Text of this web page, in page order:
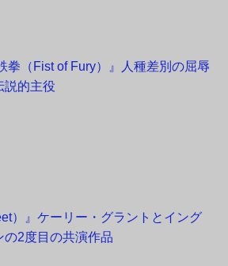
拳（Fist of Fury）』人種差別の屈辱
説的主役
）』ケーリー・グラントとイング
の2度目の共演作品